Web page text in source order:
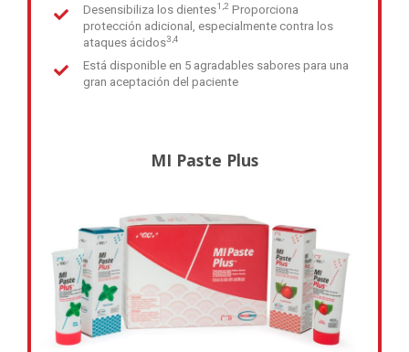
Desensibiliza los dientes1,2 Proporciona
protección adicional, especialmente contra los
ataques ácidos3,4
Está disponible en 5 agradables sabores para una
gran aceptación del paciente
MI Paste Plus